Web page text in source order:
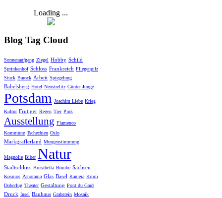
Loading ...
Blog Tag Cloud
Sonnenaufgang Ziegel Hobby Schild
Sprinkenhof Schloss Frankreich Fliegenpilz
Stuck Barock Arbeit Spiegelung
Babelsberg Hotel Neustrelitz Günter Junge
Potsdam Joachim Liebe Krieg
Kultur Frutiger Regen Tier Pink
Ausstellung Flamenco
Kommune Tschechien Oslo
Markgräflerland Morgenstimmung
Magnolie Biber Natur
Stadtschloss Bruschetta Bombe Sachsen
Kosmos Panorama Glas Basel Kamera Krimi
Doberlug Theater Gestaltung Pont du Gard
Druck Insel Bauhaus Grabstein Mosaik